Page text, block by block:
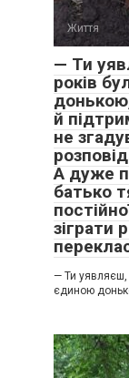
Життя
— Ти
років
й
не
А дуже
батько
зіграти
— Ти уявляєш,
єдиною